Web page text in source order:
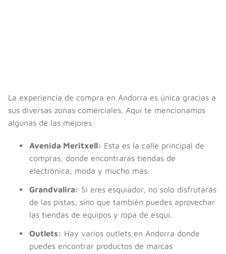
La experiencia de compra en Andorra es única gracias a
sus diversas zonas comerciales. Aquí te mencionamos
algunas de las mejores:
Avenida Meritxell: Esta es la calle principal de
compras, donde encontrarás tiendas de
electrónica, moda y mucho más.
Grandvalira: Si eres esquiador, no solo disfrutarás
de las pistas, sino que también puedes aprovechar
las tiendas de equipos y ropa de esquí.
Outlets: Hay varios outlets en Andorra donde
puedes encontrar productos de marcas